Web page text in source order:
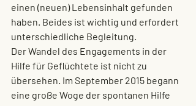
einen (neuen) Lebensinhalt gefunden
haben. Beides ist wichtig und erfordert
unterschiedliche Begleitung.
Der Wandel des Engagements in der
Hilfe für Geflüchtete ist nicht zu
übersehen. Im September 2015 begann
eine große Woge der spontanen Hilfe